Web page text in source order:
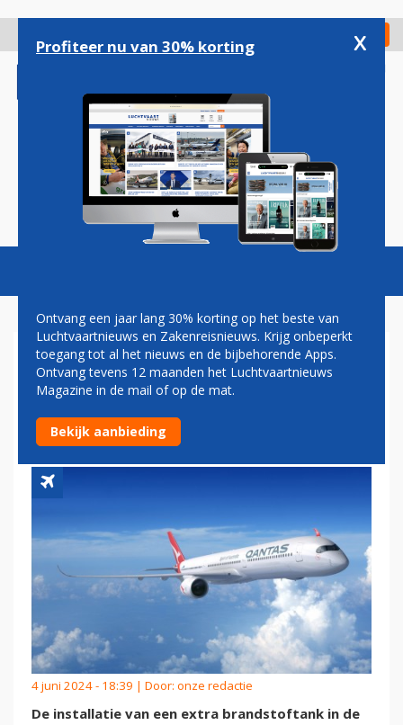
gaan
Check in
Magazine Podcasts Vacatures
QANTAS: ULTRA LONG
RANGE-VERSIE VAN A350-
1000 IS NU GECERTIFICEERD
4 juni 2024 - 18:39 | Door: onze redactie
De installatie van een extra brandstoftank in de
Profiteer nu van 30% korting x
Ontvang een jaar lang 30% korting op het beste van
Luchtvaartnieuws en Zakenreisnieuws. Krijg onbeperkt
toegang tot al het nieuws en de bijbehorende Apps.
Ontvang tevens 12 maanden het Luchtvaartnieuws
Magazine in de mail of op de mat.
Bekijk aanbieding